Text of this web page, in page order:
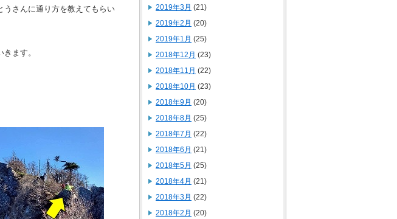
うさんに通り方を教えてもらい
ます。
2019年3月 (21)
2019年2月 (20)
2019年1月 (25)
2018年12月 (23)
2018年11月 (22)
2018年10月 (23)
2018年9月 (20)
2018年8月 (25)
2018年7月 (22)
2018年6月 (21)
2018年5月 (25)
2018年4月 (21)
2018年3月 (22)
2018年2月 (20)